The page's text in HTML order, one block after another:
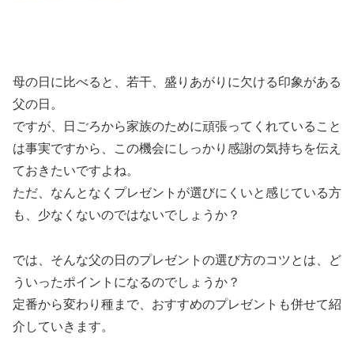
母の日に比べると、若干、盛りあがりに欠ける印象がある
父の日。
ですが、日ごろから家族のために頑張ってくれていること
は事実ですから、この機会にしっかり感謝の気持ちを伝え
ておきたいですよね。
ただ、なんとなくプレゼントが選びにくいと感じている方
も、少なくないのではないでしょうか？
では、そんな父の日のプレゼントの選び方のコツとは、ど
ういったポイントになるのでしょうか？
定番から変わり種まで、おすすめのプレゼントも併せて紹
介していきます。